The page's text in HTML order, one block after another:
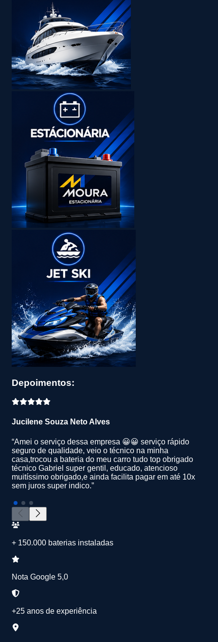
Depoimentos:
Jucilene Souza Neto Alves
“Amei o serviço dessa empresa 😀😀 serviço rápido
seguro de qualidade, veio o técnico na minha
casa,trocou a bateria do meu carro tudo top obrigado
técnico Gabriel super gentil, educado, atencioso
muitíssimo obrigado,e ainda facilita pagar em até 10x
sem juros super indico.”
+ 150.000 baterias instaladas
Nota Google 5,0
+25 anos de experiência